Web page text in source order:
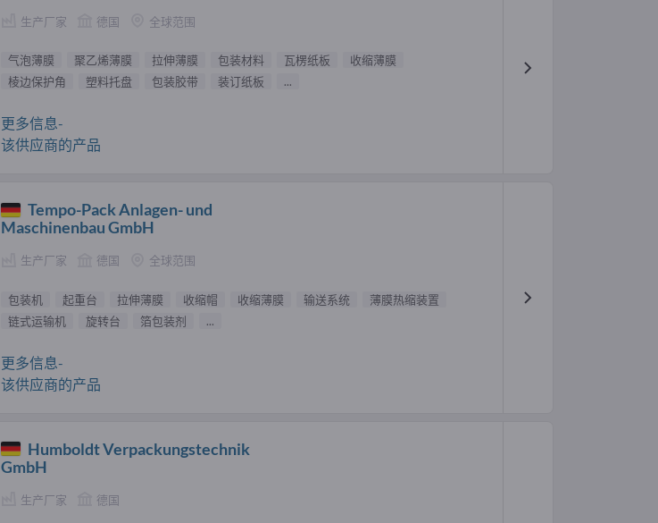
生产厂家 德国 全球范围
气泡薄膜 聚乙烯薄膜 拉伸薄膜 包装材料 瓦楞纸板
收缩薄膜
棱边保护角
塑料托盘 包装胶带 装订纸板 ...
更多信息-
该供应商的产品
Tempo-Pack Anlagen- und
Maschinenbau GmbH
生产厂家 德国 全球范围
包装机 起重台 拉伸薄膜 收缩帽 收缩薄膜 输送系统
薄膜热缩装置
链式运输机
旋转台 箔包装剂 ...
更多信息-
该供应商的产品
Humboldt Verpackungstechnik
GmbH
生产厂家 德国